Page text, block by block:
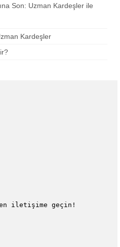
Son: Uzman Kardeşler ile
Kardeşler
iletişime geçin!